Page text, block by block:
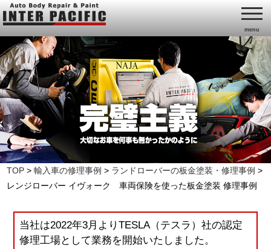
menu
TOP >輸入車の修理事例 > ランドローバーの板金塗装・修理事例 >
レンジローバー イヴォーク 車両保険を使った板金塗装 修理事例
当社は2022年3月よりTESLA（テスラ）社の認定
修理工場として業務を開始いたしました。